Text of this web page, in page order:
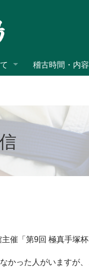
稽古時間・内容
催「第9回 極真手塚
かった人がいますが